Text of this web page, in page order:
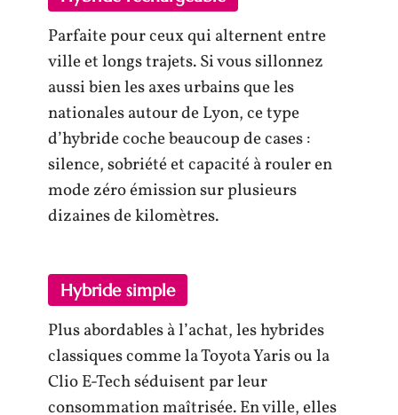
Parfaite pour ceux qui alternent entre
ville et longs trajets. Si vous sillonnez
aussi bien les axes urbains que les
nationales autour de Lyon, ce type
d’hybride coche beaucoup de cases :
silence, sobriété et capacité à rouler en
mode zéro émission sur plusieurs
dizaines de kilomètres.
Hybride simple
Plus abordables à l’achat, les hybrides
classiques comme la Toyota Yaris ou la
Clio E-Tech séduisent par leur
consommation maîtrisée. En ville, elles